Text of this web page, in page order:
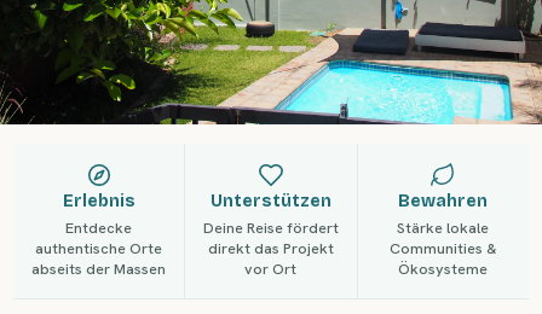
Erlebnis
Entdecke
authentische Orte
abseits der Massen
Unterstützen
Deine Reise fördert
direkt das Projekt
vor Ort
Bewahren
Stärke lokale
Communities &
Ökosysteme